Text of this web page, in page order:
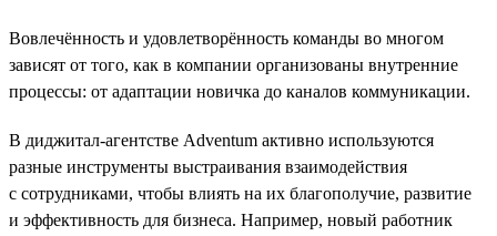
Вовлечённость и удовлетворённость команды во многом
зависят от того, как в компании организованы внутренние
процессы: от адаптации новичка до каналов коммуникации.
В диджитал-агентстве Adventum активно используются
разные инструменты выстраивания взаимодействия
с сотрудниками, чтобы влиять на их благополучие, развитие
и эффективность для бизнеса. Например, новый работник